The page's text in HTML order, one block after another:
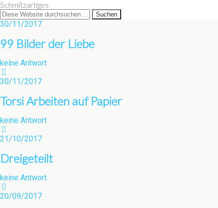
Schmitzartiges
30/11/2017
99 Bilder der Liebe
keine Antwort
30/11/2017
Torsi Arbeiten auf Papier
keine Antwort
21/10/2017
Dreigeteilt
keine Antwort
20/09/2017